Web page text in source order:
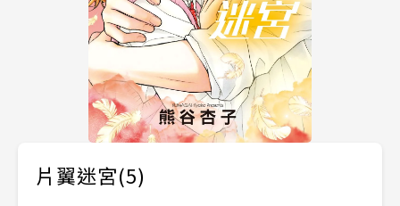
片翼迷宮(5)